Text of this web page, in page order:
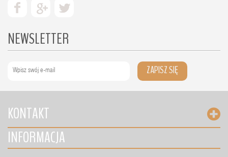
NEWSLETTER
ZAPISZ SIĘ
KONTAKT
INFORMACJA